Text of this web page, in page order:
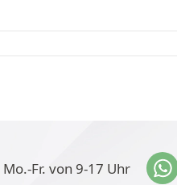
Mo.-Fr. von 9-17 Uhr